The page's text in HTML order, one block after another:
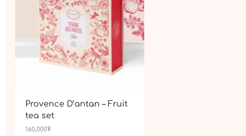
Provence D’antan – Fruit
tea set
160,000₮